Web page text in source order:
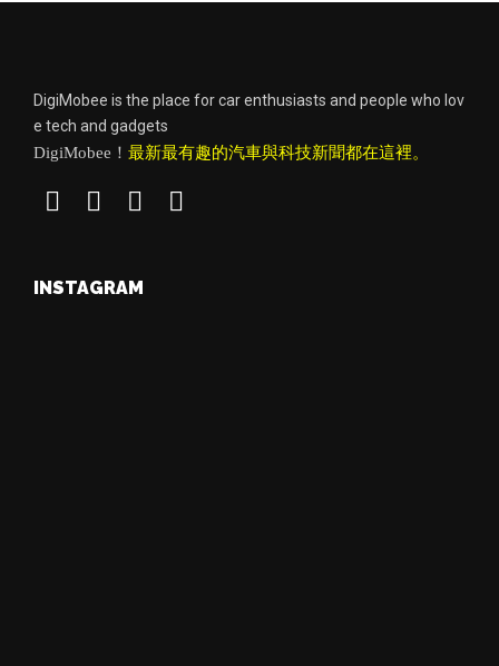
DigiMobee is the place for car enthusiasts and people who lov
e tech and gadgets
DigiMobee！ 最新最有趣的汽車與科技新聞都在這裡。
INSTAGRAM